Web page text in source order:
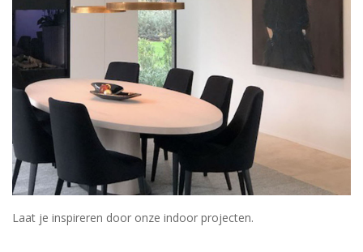
BLOG
Merken
Laat je inspireren door onze indoor projecten.